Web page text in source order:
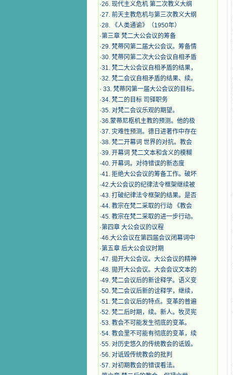
·26. 现代主义危机 第二次教义大纲
·27. 前天主教危机与第三次教义大纲
·28. 《人类通谕》（1950年）
·第三章 梵二大公会议的筹备
·29. 梵蒂冈第二届大公会议。筹备情
·30. 梵蒂冈第二次大公会议自相矛盾
·31. 梵二大公会议自相矛盾的结果，
·32. 梵二会议自相矛盾的结果、续。
· 33. 梵蒂冈第一届大公会议的目标。
·34. 梵二的目标 司铎职务
·35. 对梵二会议乐观的期望。
·36.蒙蒂尼枢机主教的预测。他的极
·37. 灾难性预测。德日进著作中存在
·38. 梵二开幕词 世界的对抗。教会
·39. 开幕词 梵二文本和含义的模糊
·40. 开幕词。对待错误的新态度
·41. 拒绝大公会议的筹备工作。破坏
·42.大公会议的纪律法令框架继续被
·43. 打破纪律法令框架的结果。是否
·44. 教宗在梵二采取的行动 《教会
·45. 教宗在梵二采取的进一步行动。
·第四章 大公会议的议程
·46.大公会议在第四届会议闭幕词中
·第五章 后大公会议时期
·47. 拋开大公会议。大公会议的精神
·48. 拋开大公会议。大会会议文本的
·49. 梵二会议后的新诠释学。语义变
·50. 梵二会议后新的诠释学，继续，
·51. 梵二会议后的特点。变革的普遍
·52. 梵二后时期，续。新人。牧灵宪
·53. 教会不可能发生彻底的变革。
·54. 教会里不可能有彻底的变革，续
·55. 对历史悠久的传统教会的诋毁。
·56. 对诋毁传统教会的批判
·57. 对初期教会的错误看法。